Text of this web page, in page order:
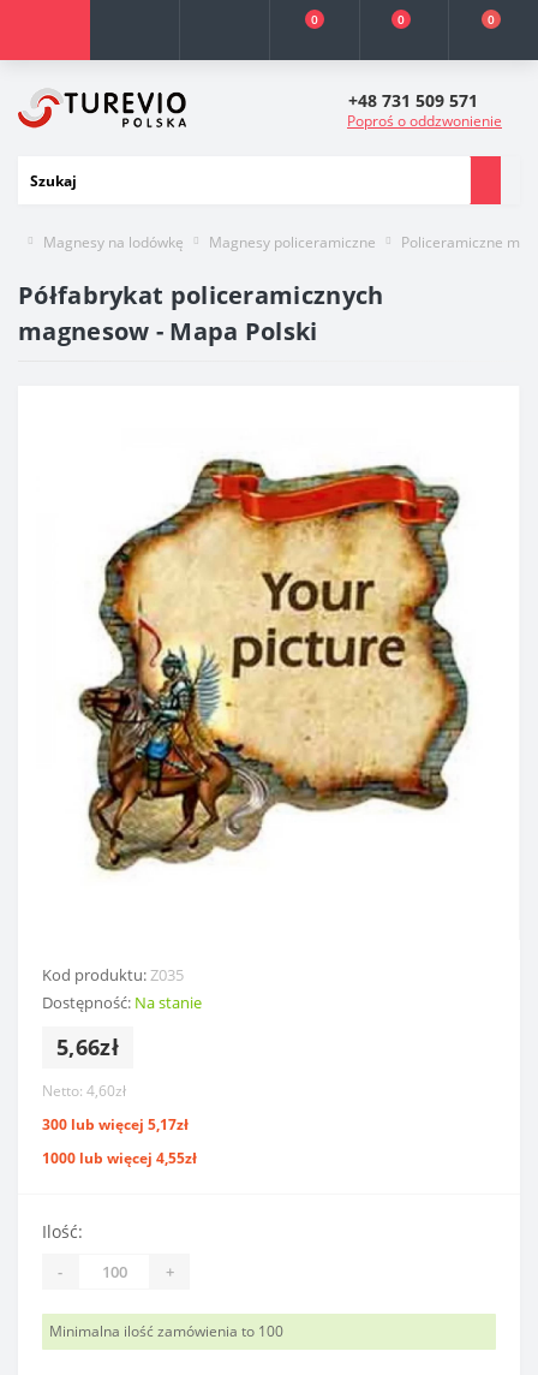
0 0 0
+48 731 509 571
Poproś o oddzwonienie
Magnesy na lodówkę Magnesy policeramiczne Policeramiczne
Półfabrykat policeramicznych
magnesow - Mapa Polski
Kod produktu:Z035
Dostępność: Na stanie
5,66zł
Netto: 4,60zł
300 lub więcej 5,17zł
1000 lub więcej 4,55zł
Ilość:
- +
Minimalna ilość zamówienia to 100